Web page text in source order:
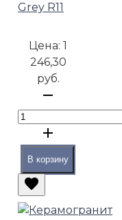
Grey R11
Цена:1
246,30
руб.
В корзину